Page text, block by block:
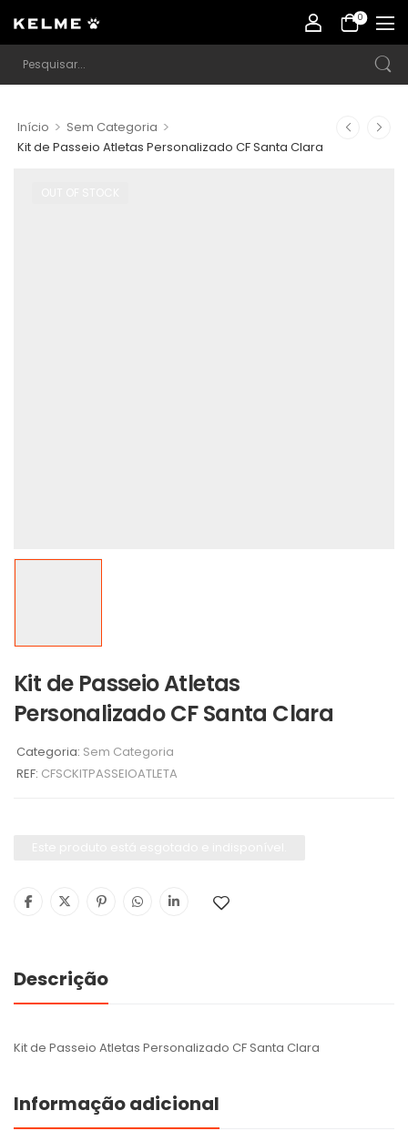
0
Início > Sem Categoria >
Kit de Passeio Atletas Personalizado CF Santa Clara
Kit de Passeio Atletas
Personalizado CF Santa Clara
Categoria: Sem Categoria
REF: CFSCKITPASSEIOATLETA
Descrição
Kit de Passeio Atletas Personalizado CF Santa Clara
Informação adicional